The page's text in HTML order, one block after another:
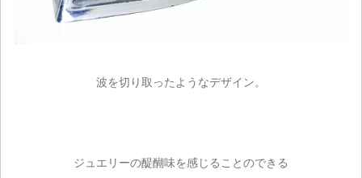
波を切り取ったようなデザイン。
ジュエリーの醍醐味を感じることのできる